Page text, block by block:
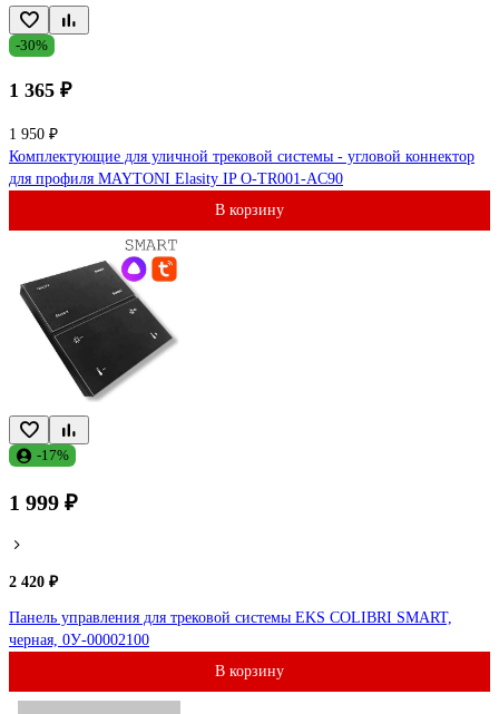
-30%
1 365 ₽
1 950 ₽
Комплектующие для уличной трековой системы - угловой коннектор
для профиля MAYTONI Elasity IP O-TR001-AC90
В корзину
-17%
1 999 ₽
2 420 ₽
Панель управления для трековой системы EKS COLIBRI SMART,
черная, 0У-00002100
В корзину